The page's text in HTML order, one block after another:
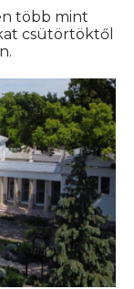
több mint
csütörtöktől